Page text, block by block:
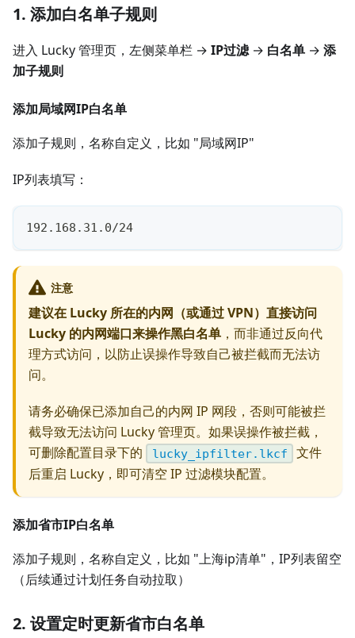
1. 添加白名单子规则
进入 Lucky 管理页，左侧菜单栏 → IP过滤→ 白名单 → 添
加子规则
添加局域网IP白名单
添加子规则，名称自定义，比如 "局域网IP"
IP列表填写：
192.168.31.0/24
注意
建议在 Lucky 所在的内网（或通过 VPN）直接访问
Lucky 的内网端口来操作黑白名单 ，而非通过反向代
理方式访问，以防止误操作导致自己被拦截而无法访
问。
请务必确保已添加自己的内网 IP 网段，否则可能被拦
截导致无法访问 Lucky 管理页。如果误操作被拦截，
可删除配置目录下的
lucky_ipfilter.lkcf
文件
后重启 Lucky，即可清空 IP 过滤模块配置。
添加省市IP白名单
添加子规则，名称自定义，比如 "上海ip清单"，IP列表留空
（后续通过计划任务自动拉取）
2. 设置定时更新省市白名单